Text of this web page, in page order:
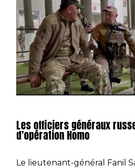
Les officiers généraux
d’opération Homo
Le lieutenant-général Fanil